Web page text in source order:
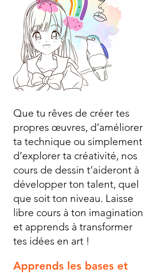
Que tu rêves de créer tes
propres œuvres, d’améliorer
ta technique ou simplement
d’explorer ta créativité, nos
cours de dessin t’aideront à
développer ton talent, quel
que soit ton niveau. Laisse
libre cours à ton imagination
et apprends à transformer
tes idées en art !
Apprends les bases et